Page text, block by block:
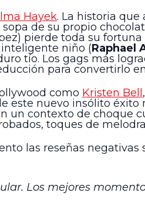
Hayek. La historia que
de su propio
pierde toda su
niño (Raphael
tío. Los gags más
para convertirlo
como Kristen Bell
este nuevo insólito
un contexto de choque
toques de
las reseñas negativas
Los mejores